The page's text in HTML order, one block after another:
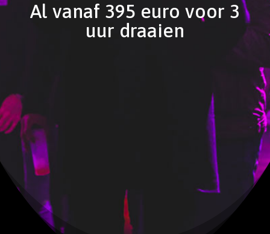
Al vanaf 395 euro voor 3
uur draaien